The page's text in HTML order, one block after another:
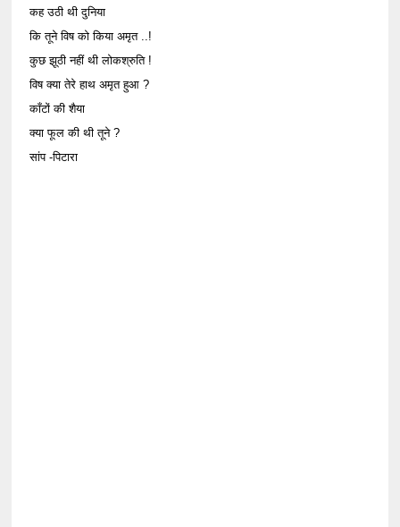
कह उठी थी दुनिया
कि तूने विष को किया अमृत ..!
कुछ झूठी नहीं थी लोकश्रुति !
विष क्या तेरे हाथ अमृत हुआ ?
काँटों की शैया
क्या फूल की थी तूने ?
सांप -पिटारा